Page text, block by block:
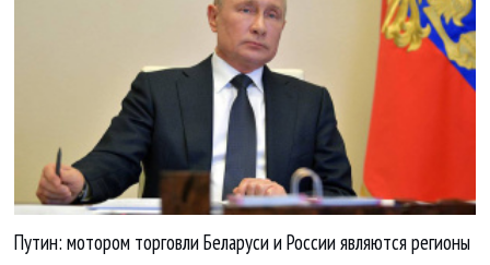
Путин: мотором торговли Беларуси и России являются регионы